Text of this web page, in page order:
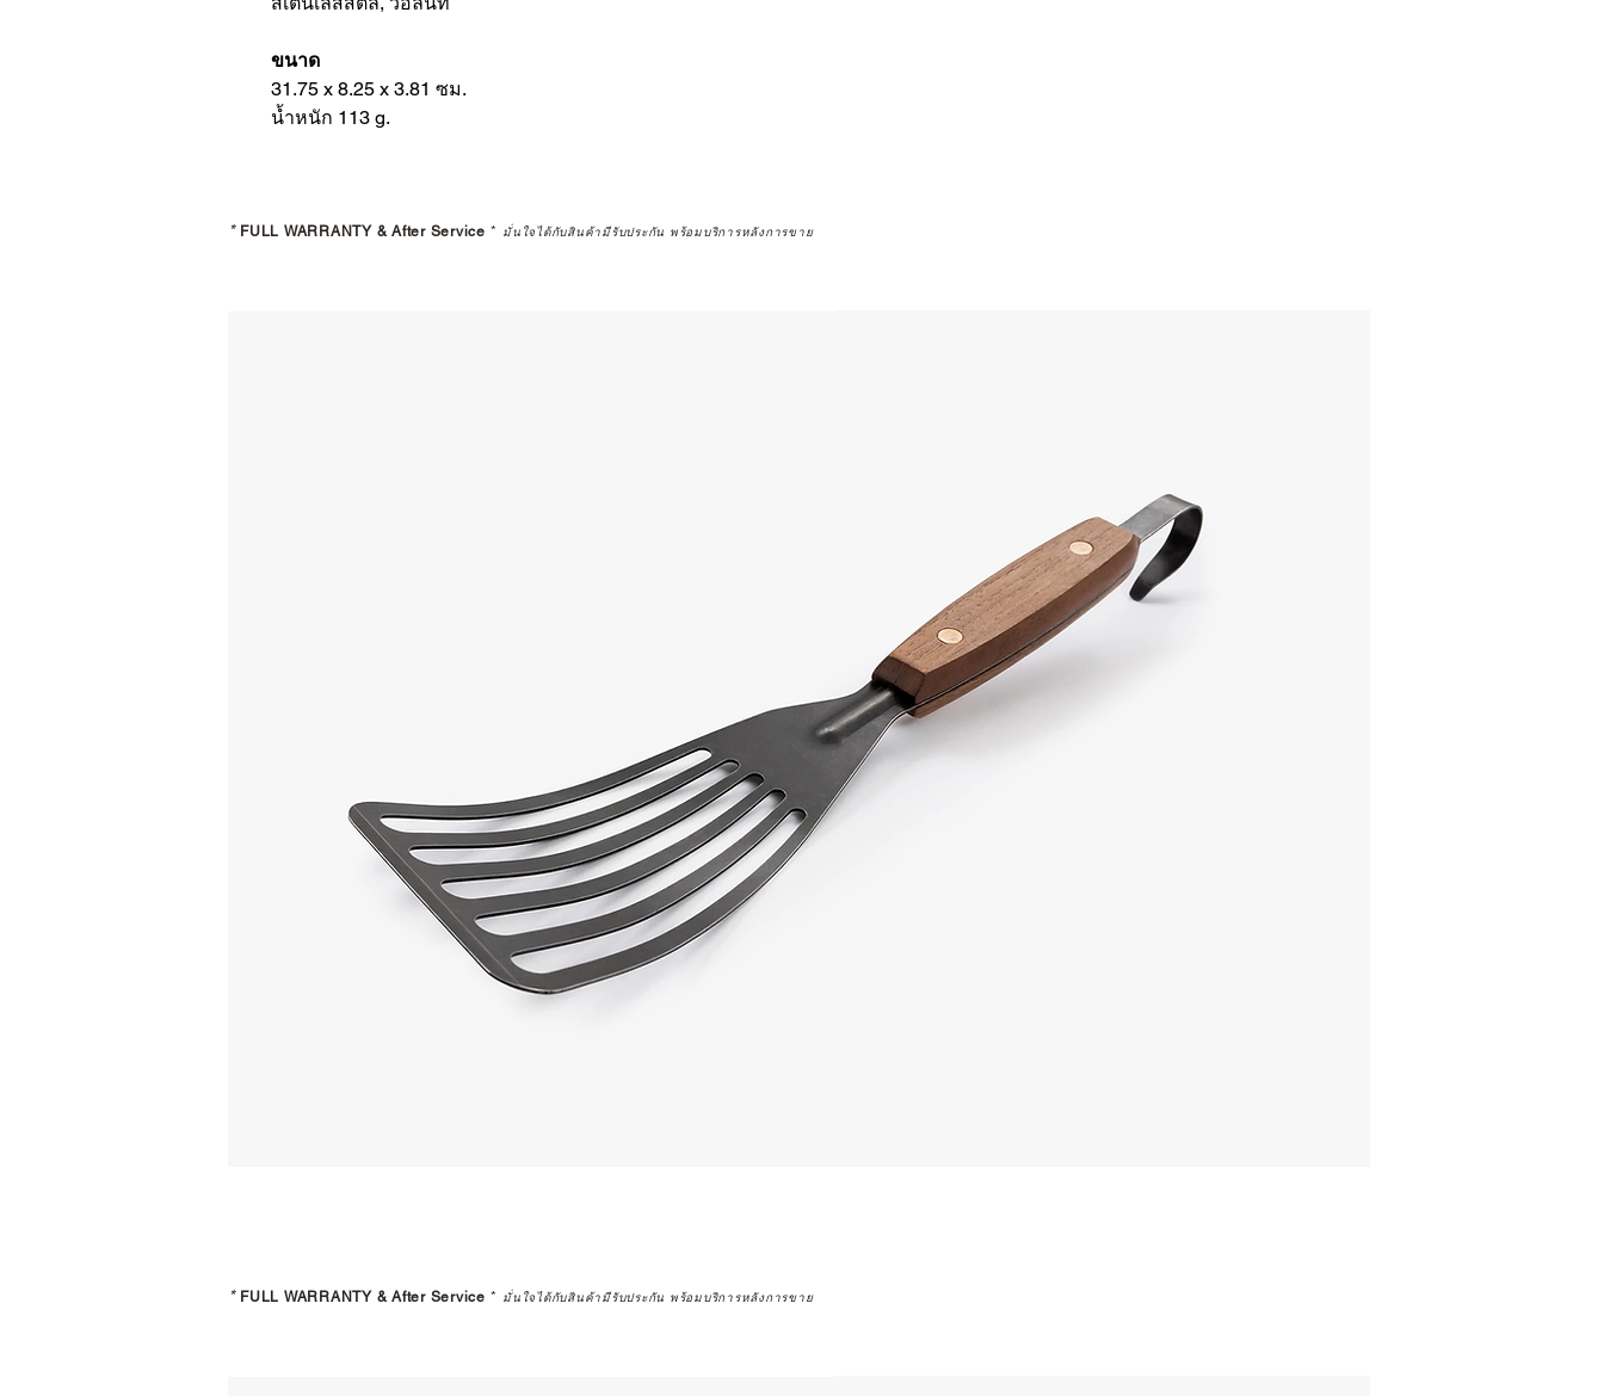
ขนาด
31.75 x 8.25 x 3.81 ซม.
น้ำหนัก 113 g.
* FULL WARRANTY & After Service * มั่นใจได้กับสินค้ามีรับประกัน พร้อมบริการหลังการขาย
* FULL WARRANTY & After Service * มั่นใจได้กับสินค้ามีรับประกัน พร้อมบริการหลังการขาย